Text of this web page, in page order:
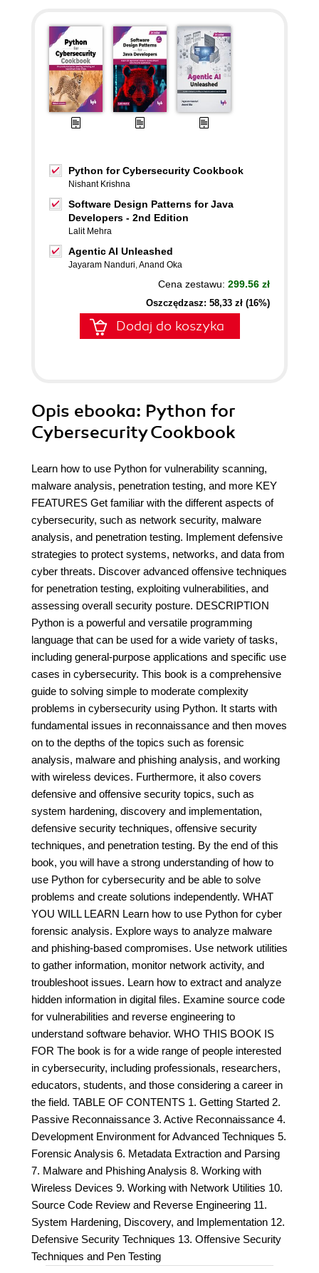
Python for Cybersecurity Cookbook
Nishant Krishna
Software Design Patterns for Java
Developers - 2nd Edition
Lalit Mehra
Agentic AI Unleashed
Jayaram Nanduri,Anand Oka
Cena zestawu: 299.56 zł
Oszczędzasz: 58,33 zł (16%)
Dodaj do koszyka
Opis ebooka: Python for
Cybersecurity Cookbook
Learn how to use Python for vulnerability scanning,
malware analysis, penetration testing, and more KEY
FEATURES Get familiar with the different aspects of
cybersecurity, such as network security, malware
analysis, and penetration testing. Implement defensive
strategies to protect systems, networks, and data from
cyber threats. Discover advanced offensive techniques
for penetration testing, exploiting vulnerabilities, and
assessing overall security posture. DESCRIPTION
Python is a powerful and versatile programming
language that can be used for a wide variety of tasks,
including general-purpose applications and specific use
cases in cybersecurity. This book is a comprehensive
guide to solving simple to moderate complexity
problems in cybersecurity using Python. It starts with
fundamental issues in reconnaissance and then moves
on to the depths of the topics such as forensic
analysis, malware and phishing analysis, and working
with wireless devices. Furthermore, it also covers
defensive and offensive security topics, such as
system hardening, discovery and implementation,
defensive security techniques, offensive security
techniques, and penetration testing. By the end of this
book, you will have a strong understanding of how to
use Python for cybersecurity and be able to solve
problems and create solutions independently. WHAT
YOU WILL LEARN Learn how to use Python for cyber
forensic analysis. Explore ways to analyze malware
and phishing-based compromises. Use network utilities
to gather information, monitor network activity, and
troubleshoot issues. Learn how to extract and analyze
hidden information in digital files. Examine source code
for vulnerabilities and reverse engineering to
understand software behavior. WHO THIS BOOK IS
FOR The book is for a wide range of people interested
in cybersecurity, including professionals, researchers,
educators, students, and those considering a career in
the field. TABLE OF CONTENTS 1. Getting Started 2.
Passive Reconnaissance 3. Active Reconnaissance 4.
Development Environment for Advanced Techniques 5.
Forensic Analysis 6. Metadata Extraction and Parsing
7. Malware and Phishing Analysis 8. Working with
Wireless Devices 9. Working with Network Utilities 10.
Source Code Review and Reverse Engineering 11.
System Hardening, Discovery, and Implementation 12.
Defensive Security Techniques 13. Offensive Security
Techniques and Pen Testing